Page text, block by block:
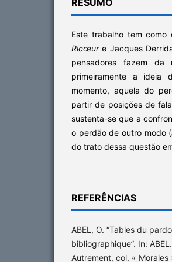
Este trabalho tem
Ricœure Jacques
pensadores fazem
primeiramente a ideia
momento, aquela do
partir de posições de
sustenta-se que a
o perdão de outro modo (
do trato dessa questão
REFERÊNCIAS
ABEL, O. “Tables du
bibliographique”. In:
Autrement, col. « Morales